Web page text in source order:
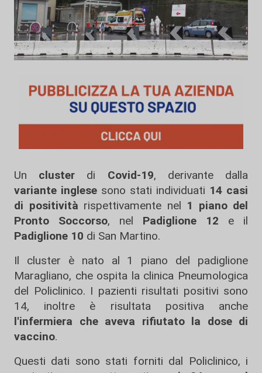
Un cluster di Covid-19, derivante dalla
variante inglese sono stati individuati 14 casi
di positività rispettivamente nel 1 piano del
Pronto Soccorso, nel Padiglione 12 e il
Padiglione 10 di San Martino.
Il cluster è nato al 1 piano del padiglione
Maragliano, che ospita la clinica Pneumologica
del Policlinico. I pazienti risultati positivi sono
14, inoltre è risultata positiva anche
l'infermiera che aveva rifiutato la dose di
vaccino.
Questi dati sono stati forniti dal Policlinico, i